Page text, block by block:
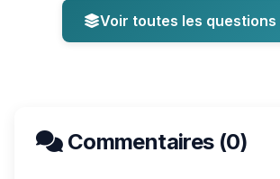
Voir toutes les
Commentaires (0)